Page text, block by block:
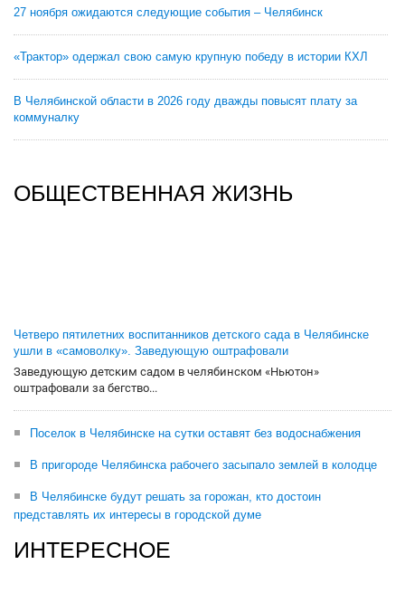
27 ноября ожидаются следующие события – Челябинск
«Трактор» одержал свою самую крупную победу в истории КХЛ
В Челябинской области в 2026 году дважды повысят плату за
коммуналку
ОБЩЕСТВЕННАЯ ЖИЗНЬ
Четверо пятилетних воспитанников детского сада в Челябинске
ушли в «самоволку». Заведующую оштрафовали
Заведующую детским садом в челябинском «Ньютон»
оштрафовали за бегство...
Поселок в Челябинске на сутки оставят без водоснабжения
В пригороде Челябинска рабочего засыпало землей в колодце
В Челябинске будут решать за горожан, кто достоин
представлять их интересы в городской думе
ИНТЕРЕСНОЕ